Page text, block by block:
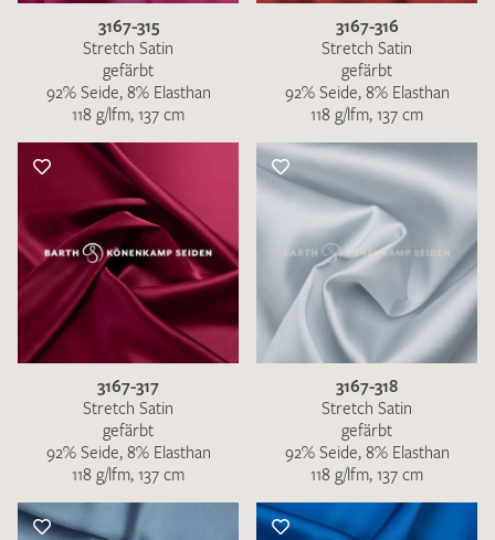
3167-315
Stretch Satin
gefärbt
92% Seide, 8% Elasthan
118 g/lfm, 137 cm
3167-316
Stretch Satin
gefärbt
92% Seide, 8% Elasthan
118 g/lfm, 137 cm
3167-317
Stretch Satin
gefärbt
92% Seide, 8% Elasthan
118 g/lfm, 137 cm
3167-318
Stretch Satin
gefärbt
92% Seide, 8% Elasthan
118 g/lfm, 137 cm